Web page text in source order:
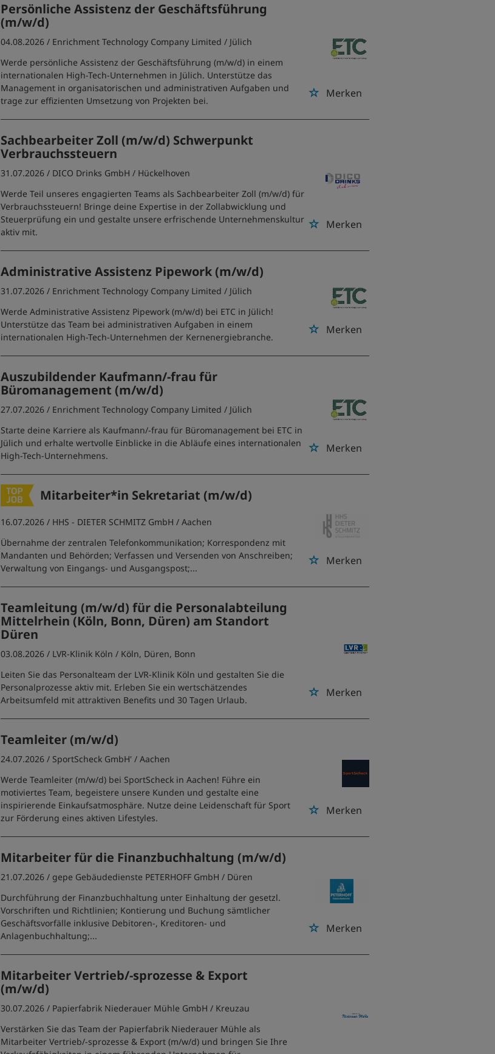
Persönliche Assistenz der Geschäftsführung
(m/w/d)
Merken
04.08.2026 / Enrichment Technology Company Limited / Jülich
Werde persönliche Assistenz der Geschäftsführung (m/w/d) in einem
internationalen High-Tech-Unternehmen in Jülich. Unterstütze das
Management in organisatorischen und administrativen Aufgaben und
trage zur effizienten Umsetzung von Projekten bei.
Sachbearbeiter Zoll (m/w/d) Schwerpunkt
Verbrauchssteuern
Merken
31.07.2026 / DICO Drinks GmbH / Hückelhoven
Werde Teil unseres engagierten Teams als Sachbearbeiter Zoll (m/w/d) für
Verbrauchssteuern! Bringe deine Expertise in der Zollabwicklung und
Steuerprüfung ein und gestalte unsere erfrischende Unternehmenskultur
aktiv mit.
Administrative Assistenz Pipework (m/w/d)
Merken
31.07.2026 / Enrichment Technology Company Limited / Jülich
Werde Administrative Assistenz Pipework (m/w/d) bei ETC in Jülich!
Unterstütze das Team bei administrativen Aufgaben in einem
internationalen High-Tech-Unternehmen der Kernenergiebranche.
Auszubildender Kaufmann/-frau für
Büromanagement (m/w/d)
Merken
27.07.2026 / Enrichment Technology Company Limited / Jülich
Starte deine Karriere als Kaufmann/-frau für Büromanagement bei ETC in
Jülich und erhalte wertvolle Einblicke in die Abläufe eines internationalen
High-Tech-Unternehmens.
Mitarbeiter*in Sekretariat (m/w/d)
Merken
16.07.2026 / HHS - DIETER SCHMITZ GmbH / Aachen
Übernahme der zentralen Telefonkommunikation; Korrespondenz mit
Mandanten und Behörden; Verfassen und Versenden von Anschreiben;
Verwaltung von Eingangs- und Ausgangspost;...
Teamleitung (m/w/d) für die Personalabteilung
Mittelrhein (Köln, Bonn, Düren) am Standort
Düren
Merken
03.08.2026 / LVR-Klinik Köln / Köln, Düren, Bonn
Leiten Sie das Personalteam der LVR-Klinik Köln und gestalten Sie die
Personalprozesse aktiv mit. Erleben Sie ein wertschätzendes
Arbeitsumfeld mit attraktiven Benefits und 30 Tagen Urlaub.
Teamleiter (m/w/d)
Merken
24.07.2026 / SportScheck GmbH' / Aachen
Werde Teamleiter (m/w/d) bei SportScheck in Aachen! Führe ein
motiviertes Team, begeistere unsere Kunden und gestalte eine
inspirierende Einkaufsatmosphäre. Nutze deine Leidenschaft für Sport
zur Förderung eines aktiven Lifestyles.
Mitarbeiter für die Finanzbuchhaltung (m/w/d)
Merken
21.07.2026 / gepe Gebäudedienste PETERHOFF GmbH / Düren
Durchführung der Finanzbuchhaltung unter Einhaltung der gesetzl.
Vorschriften und Richtlinien; Kontierung und Buchung sämtlicher
Geschäftsvorfälle inklusive Debitoren-, Kreditoren- und
Anlagenbuchhaltung;...
Mitarbeiter Vertrieb/-sprozesse & Export
(m/w/d)
30.07.2026 / Papierfabrik Niederauer Mühle GmbH / Kreuzau
Verstärken Sie das Team der Papierfabrik Niederauer Mühle als
Mitarbeiter Vertrieb/-sprozesse & Export (m/w/d) und bringen Sie Ihre